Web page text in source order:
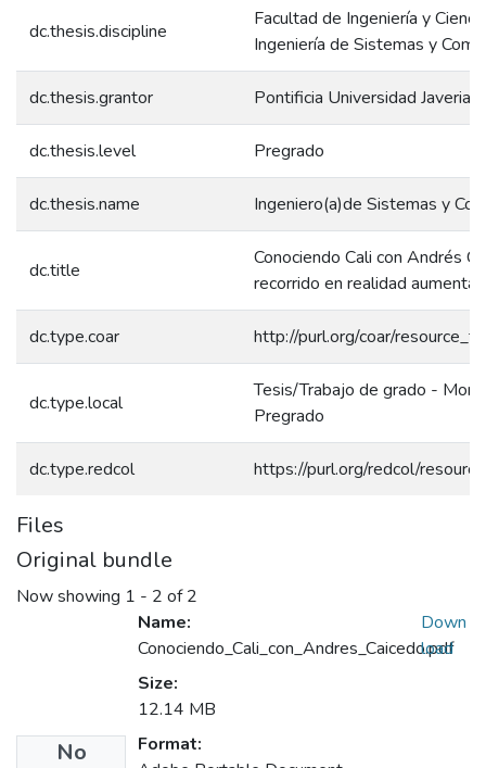
dc.thesis.discipline
Facultad de Ingeniería y
Ingeniería de Sistemas y
dc.thesis.grantor Pontificia Universidad
dc.thesis.level Pregrado
dc.thesis.name Ingeniero(a)de Sistemas y
dc.title
Conociendo Cali con Andrés
recorrido en realidad
dc.type.coar http://purl.org/coar/
dc.type.local
Tesis/Trabajo de grado -
Pregrado
dc.type.redcol https://purl.org/redcol/
Files
Original bundle
Now showing 1 - 2 of 2
No
Name:
Conociendo_Cali_con_Andres_Caicedo.pdf
Size:
12.14 MB
Format:
Down
load